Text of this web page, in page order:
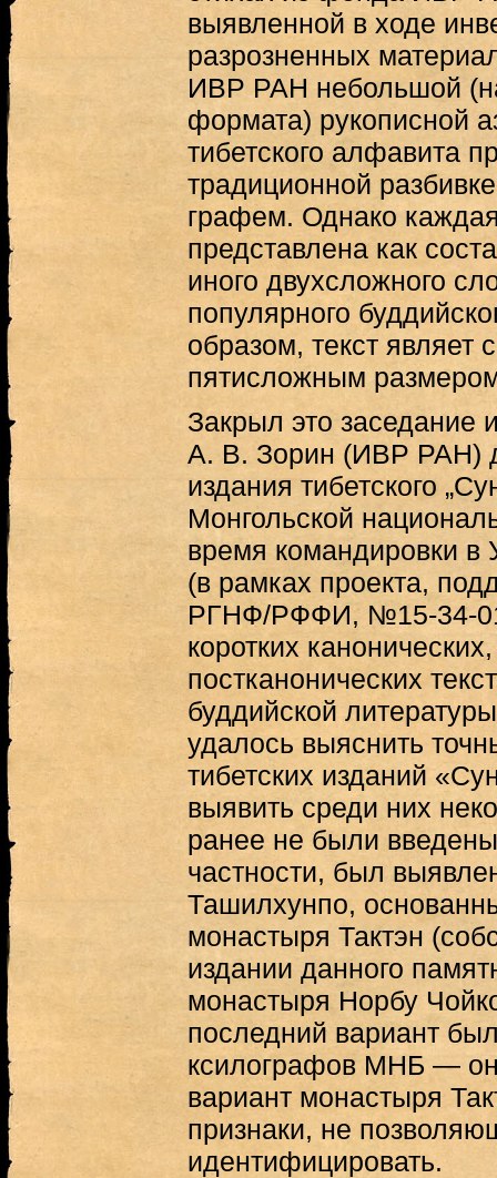
выявленной в ходе
разрозненных
ИВР РАН небольшой
формата) рукописной
тибетского алфавита
традиционной
графем. Однако
представлена как
иного двухсложного
популярного
образом, текст являет
пятисложным
Закрыл это заседание
А. В. Зорин (ИВР РАН)
издания тибетского
Монгольской
время командировки в
(в рамках проекта,
РГНФ/РФФИ, №15-34-
коротких
постканонических
буддийской
удалось выяснить
тибетских изданий
выявить среди них
ранее не были
частности, был
Ташилхунпо,
монастыря Тактэн
издании данного
монастыря Норбу
последний вариант
ксилографов МНБ —
вариант монастыря
признаки, не
идентифицировать.